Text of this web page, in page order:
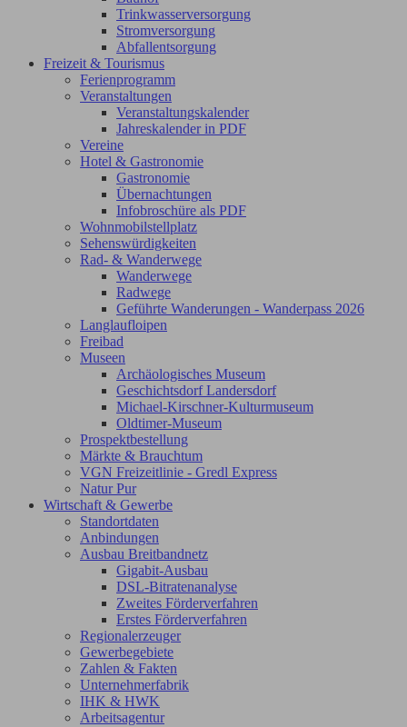
Trinkwasserversorgung
Stromversorgung
Abfallentsorgung
Freizeit & Tourismus
Ferienprogramm
Veranstaltungen
Veranstaltungskalender
Jahreskalender in PDF
Vereine
Hotel & Gastronomie
Gastronomie
Übernachtungen
Infobroschüre als PDF
Wohnmobilstellplatz
Sehenswürdigkeiten
Rad- & Wanderwege
Wanderwege
Radwege
Geführte Wanderungen - Wanderpass 2026
Langlaufloipen
Freibad
Museen
Archäologisches Museum
Geschichtsdorf Landersdorf
Michael-Kirschner-Kulturmuseum
Oldtimer-Museum
Prospektbestellung
Märkte & Brauchtum
VGN Freizeitlinie - Gredl Express
Natur Pur
Wirtschaft & Gewerbe
Standortdaten
Anbindungen
Ausbau Breitbandnetz
Gigabit-Ausbau
DSL-Bitratenanalyse
Zweites Förderverfahren
Erstes Förderverfahren
Regionalerzeuger
Gewerbegebiete
Zahlen & Fakten
Unternehmerfabrik
IHK & HWK
Arbeitsagentur